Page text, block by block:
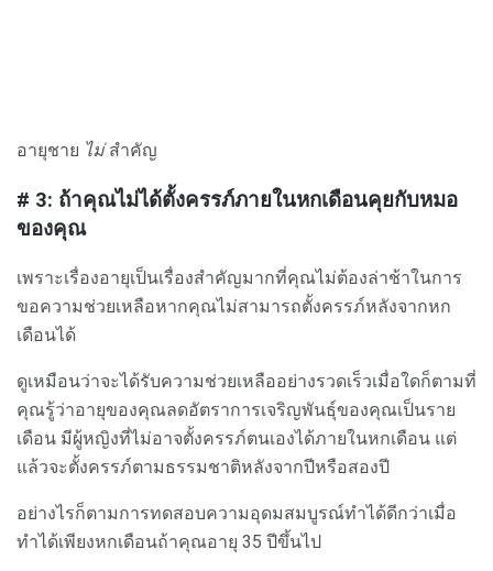
อายุชาย ไม่สำคัญ
# 3: ถ้าคุณไม่ได้ตั้งครรภ์ภายในหกเดือนคุยกับหมอ
ของคุณ
เพราะเรื่องอายุเป็นเรื่องสำคัญมากที่คุณไม่ต้องล่าช้าในการ
ขอความช่วยเหลือหากคุณไม่สามารถตั้งครรภ์หลังจากหก
เดือนได้
ดูเหมือนว่าจะได้รับความช่วยเหลืออย่างรวดเร็วเมื่อใดก็ตามที่
คุณรู้ว่าอายุของคุณลดอัตราการเจริญพันธุ์ของคุณเป็นราย
เดือน มีผู้หญิงที่ไม่อาจตั้งครรภ์ตนเองได้ภายในหกเดือน แต่
แล้วจะตั้งครรภ์ตามธรรมชาติหลังจากปีหรือสองปี
อย่างไรก็ตามการทดสอบความอุดมสมบูรณ์ทำได้ดีกว่าเมื่อ
ทำได้เพียงหกเดือนถ้าคุณอายุ 35 ปีขึ้นไป